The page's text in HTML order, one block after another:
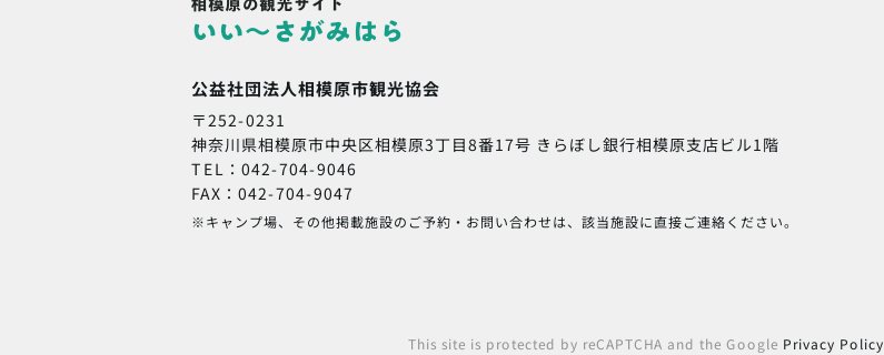
公益社団法人相模原市観光協会
〒252-0231
神奈川県相模原市中央区相模原3丁目8番17号 きらぼし銀行相模原支店ビル1階
TEL：042-704-9046
FAX：042-704-9047
※キャンプ場、その他掲載施設のご予約・お問い合わせは、該当施設に直接ご連絡ください。
This site is protected by reCAPTCHA and the Google Privacy Policy